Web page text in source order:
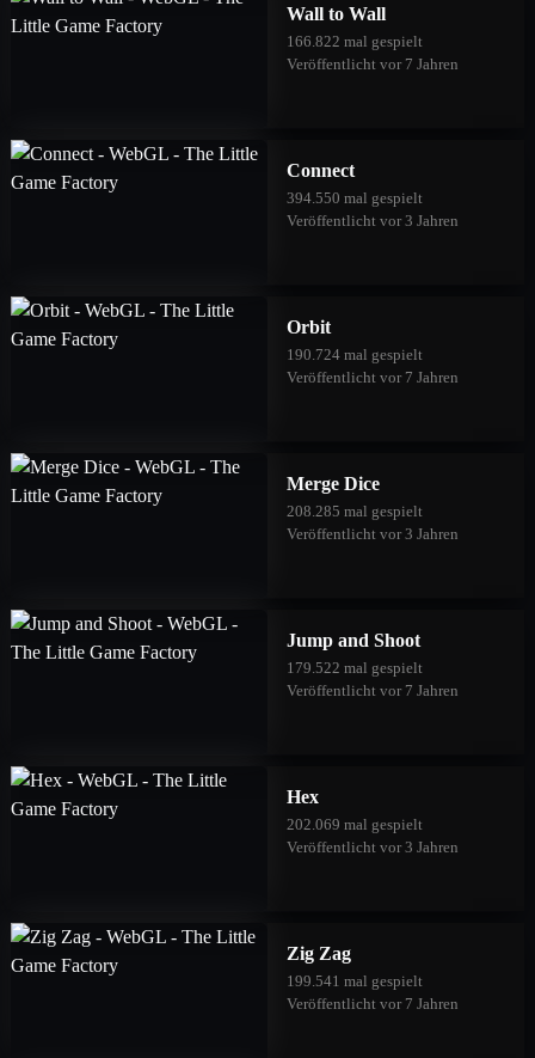
Wall to Wall
166.822 mal gespielt
Veröffentlicht vor 7 Jahren
Connect
394.550 mal gespielt
Veröffentlicht vor 3 Jahren
Orbit
190.724 mal gespielt
Veröffentlicht vor 7 Jahren
Merge Dice
208.285 mal gespielt
Veröffentlicht vor 3 Jahren
Jump and Shoot
179.522 mal gespielt
Veröffentlicht vor 7 Jahren
Hex
202.069 mal gespielt
Veröffentlicht vor 3 Jahren
Zig Zag
199.541 mal gespielt
Veröffentlicht vor 7 Jahren